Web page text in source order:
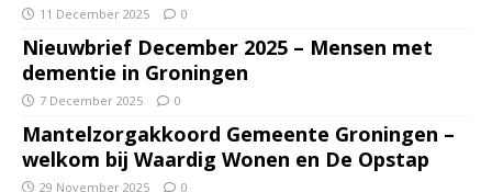
11 December 2025 0
Nieuwbrief December 2025 – Mensen met
dementie in Groningen
7 December 2025 0
Mantelzorgakkoord Gemeente Groningen –
welkom bij Waardig Wonen en De Opstap
29 November 2025 0